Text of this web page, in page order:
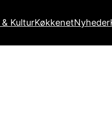
KulturKøkkenetNyheder